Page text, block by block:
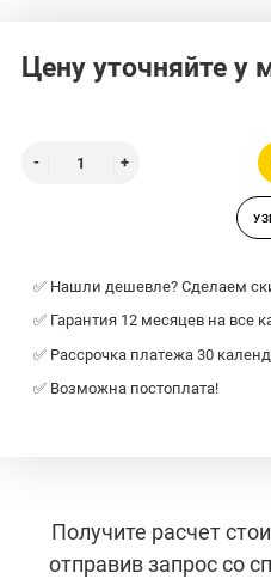
Цену уточняйте у
✅ Нашли дешевле? Сделаем
✅ Гарантия 12 месяцев на все
✅ Рассрочка платежа 30
✅ Возможна постоплата!
Получите расчет
отправив запрос со